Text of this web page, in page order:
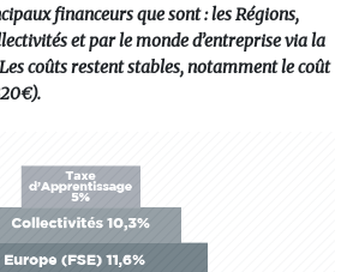
financeurs que sont : les Régions,
et par le monde d’entreprise via la
coûts restent stables, notamment le coût